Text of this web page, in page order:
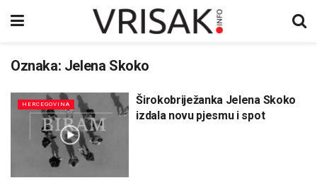
Oznaka: Jelena Skoko
HERCEGOVINA
Širokobriježanka Jelena Skoko
izdala novu pjesmu i spot